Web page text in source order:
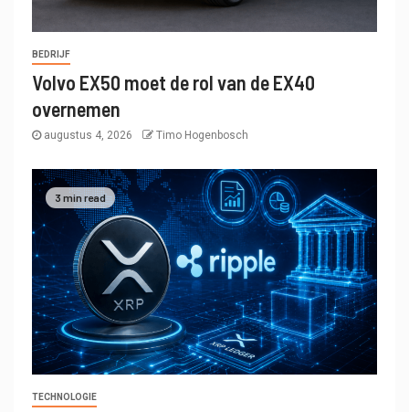
BEDRIJF
Volvo EX50 moet de rol van de EX40
overnemen
augustus 4, 2026 Timo Hogenbosch
3 min read
TECHNOLOGIE